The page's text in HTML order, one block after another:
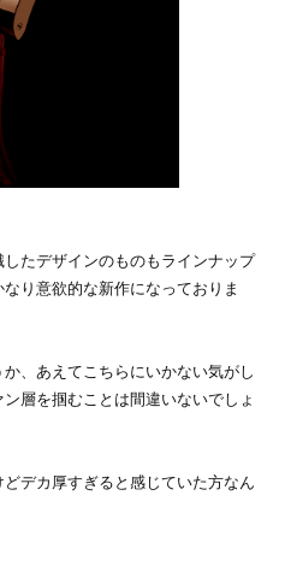
たデザインのものもラインナップ
り意欲的な新作になっておりま
、あえてこちらにいかない気がし
層を掴むことは間違いないでしょ
デカ厚すぎると感じていた方なん